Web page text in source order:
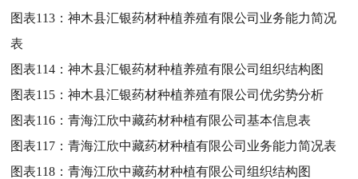
图表113：神木县汇银药材种植养殖有限公司业务能力简况
表
图表114：神木县汇银药材种植养殖有限公司组织结构图
图表115：神木县汇银药材种植养殖有限公司优劣势分析
图表116：青海江欣中藏药材种植有限公司基本信息表
图表117：青海江欣中藏药材种植有限公司业务能力简况表
图表118：青海江欣中藏药材种植有限公司组织结构图